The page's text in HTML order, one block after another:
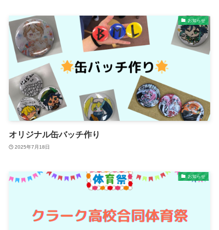
お知らせ
オリジナル缶バッチ作り
2025年7月18日
お知らせ